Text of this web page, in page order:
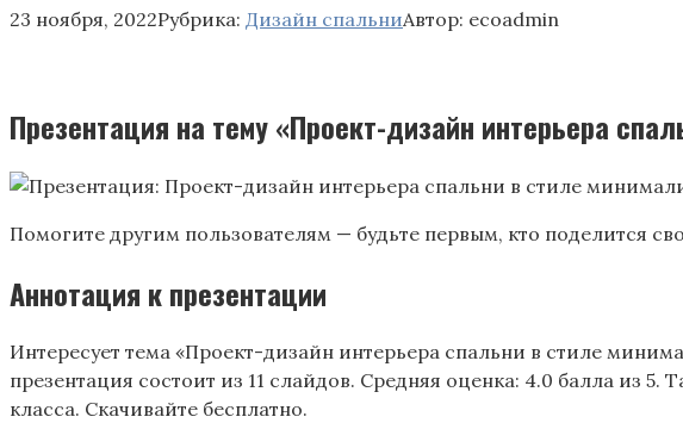
23 ноября, 2022Рубрика: Дизайн спальниАвтор: ecoadmin
Презентация на тему «Проект-дизайн интерьера
Помогите другим пользователям — будьте первым, кто поделится
Аннотация к презентации
Интересует тема «Проект-дизайн интерьера спальни в стиле
презентация состоит из 11 слайдов. Средняя оценка: 4.0 балла из
класса. Скачивайте бесплатно.